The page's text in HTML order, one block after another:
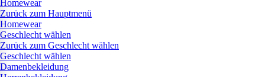
Homewear
Zurück zum Hauptmenü
Homewear
Geschlecht wählen
Zurück zum Geschlecht wählen
Geschlecht wählen
Damenbekleidung